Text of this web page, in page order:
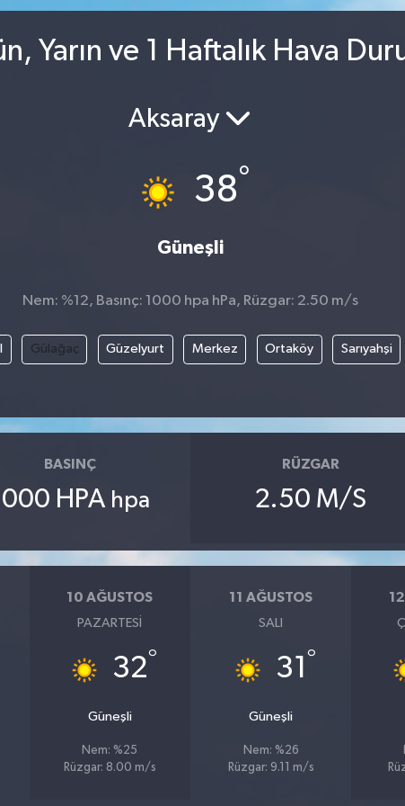
Yarın ve 1 Haftalık Hava
Aksaray
38°
Güneşli
Nem: %12, Basınç: 1000 hpa hPa, Rüzgar: 2.50 m/s
Gülağaç Güzelyurt Merkez Ortaköy Sarıyahşi
BASINÇ
HPA hpa
RÜZGAR
2.50 M/S
10 AĞUSTOS
PAZARTESI
32°
Güneşli
Nem: %25
Rüzgar: 8.00 m/s
11 AĞUSTOS
SALI
31 °
Güneşli
Nem: %26
Rüzgar: 9.11 m/s